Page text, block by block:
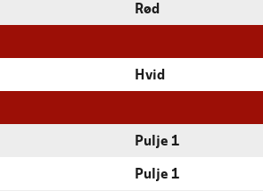
Rød
Hvid
Pulje 1
Pulje 1